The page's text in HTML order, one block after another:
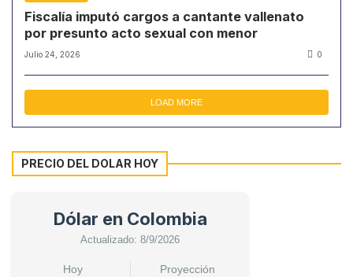
Fiscalía imputó cargos a cantante vallenato
por presunto acto sexual con menor
Julio 24, 2026 0
LOAD MORE
PRECIO DEL DOLAR HOY
Dólar en Colombia
Actualizado: 8/9/2026
Hoy Proyección